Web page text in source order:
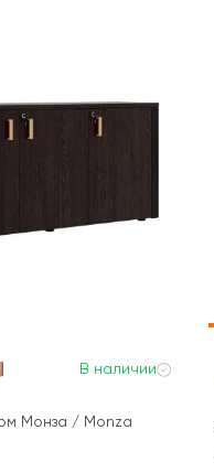
В наличии
Монза / Monza